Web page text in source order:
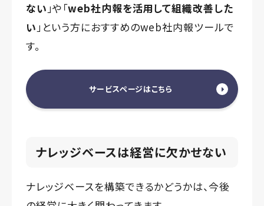
ない」や「web社内報を活用して組織改善した
い」という方におすすめのweb社内報ツールで
す。
サービスページはこちら
ナレッジベースは経営に欠かせない
ナレッジベースを構築できるかどうかは、今後